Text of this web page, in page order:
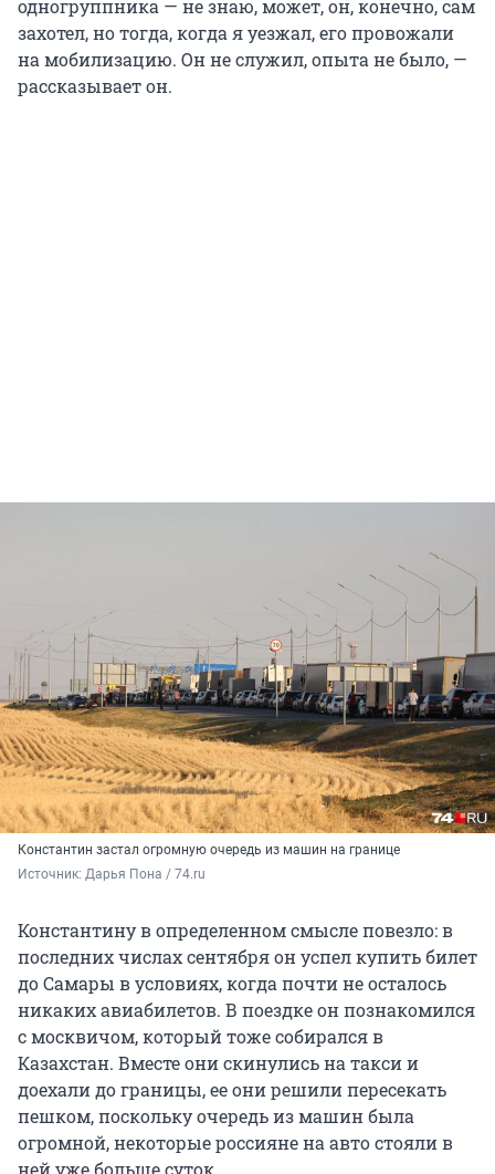
одногруппника — не знаю, может, он, конечно, сам
захотел, но тогда, когда я уезжал, его провожали
на мобилизацию. Он не служил, опыта не было, —
рассказывает он.
Константин застал огромную очередь из машин на границе
Источник: Дарья Пона / 74.ru
Константину в определенном смысле повезло: в
последних числах сентября он успел купить билет
до Самары в условиях, когда почти не осталось
никаких авиабилетов. В поездке он познакомился
с москвичом, который тоже собирался в
Казахстан. Вместе они скинулись на такси и
доехали до границы, ее они решили пересекать
пешком, поскольку очередь из машин была
огромной, некоторые россияне на авто стояли в